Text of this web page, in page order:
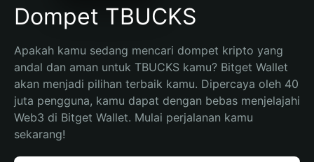
Dompet TBUCKS
Apakah kamu sedang mencari dompet kripto yang
andal dan aman untuk TBUCKS kamu? Bitget Wallet
akan menjadi pilihan terbaik kamu. Dipercaya oleh 40
juta pengguna, kamu dapat dengan bebas menjelajahi
Web3 di Bitget Wallet. Mulai perjalanan kamu
sekarang!